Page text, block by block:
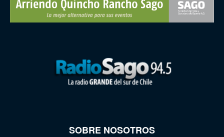
SOBRE NOSOTROS